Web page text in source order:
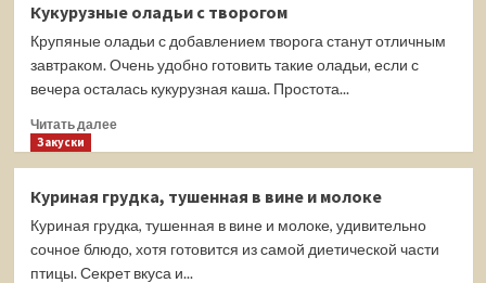
из
теста
фило
картофелем
и
Кукурузные оладьи с творогом
Крупяные оладьи с добавлением творога станут отличным
завтраком. Очень удобно готовить такие оладьи, если с
вечера осталась кукурузная каша. Простота...
Читать далееПрочитать
оладьи
с
творогом
Закуски
Куриная грудка, тушенная в вине и молоке
Куриная грудка, тушенная в вине и молоке, удивительно
сочное блюдо, хотя готовится из самой диетической части
птицы. Секрет вкуса и...